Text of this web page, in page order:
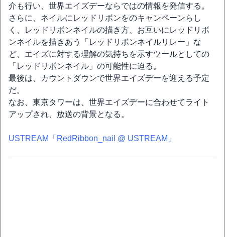
介も行い、世界エイズデーならではの情報を発信する。
さらに、ネイルにレッドリボンをのキャンペーンらし
く、レッドリボンネイルの描き方、お互いにレッドリボ
ンネイルを描きあう「レッドリボンネイルリレー」な
ど、エイズに対する理解の気持ちを示すツールとしての
「レッドリボンネイル」の可能性に迫る。
最後は、カウントダウンで世界エイズデーを迎える予定
だ。
なお、東京タワーは、世界エイズデーに合わせてライト
アップされ、放送の背景となる。
USTREAM「RedRibbon_nail @ USTREAM」